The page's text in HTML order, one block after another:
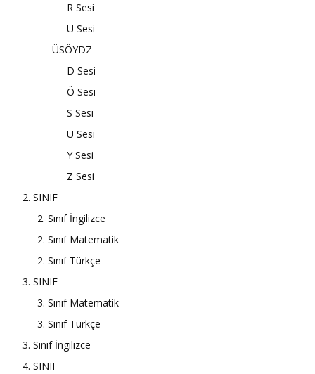
R Sesi
U Sesi
ÜSÖYDZ
D Sesi
Ö Sesi
S Sesi
Ü Sesi
Y Sesi
Z Sesi
2. SINIF
2. Sınıf İngilizce
2. Sınıf Matematik
2. Sınıf Türkçe
3. SINIF
3. Sınıf Matematik
3. Sınıf Türkçe
3. Sınıf İngilizce
4. SINIF